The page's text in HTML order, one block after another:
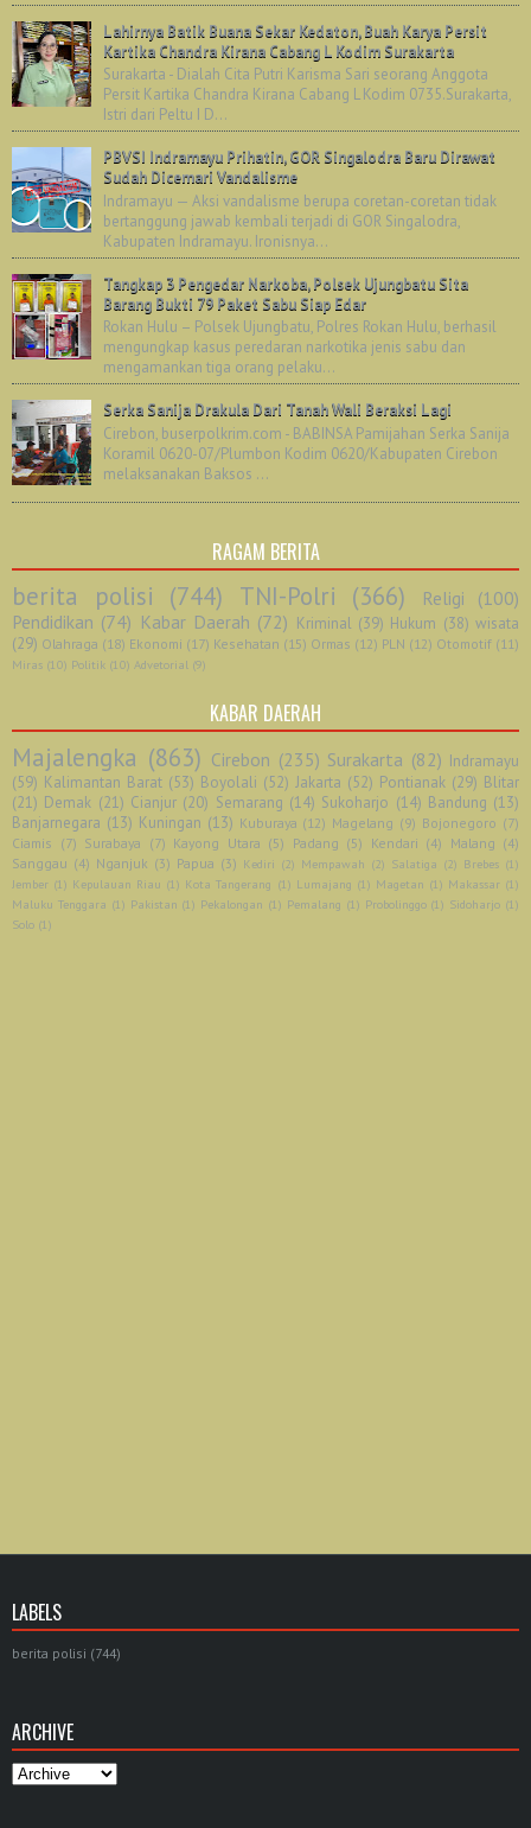
Lahirnya Batik Buana Sekar Kedaton, Buah Karya Persit
Kartika Chandra Kirana Cabang L Kodim Surakarta
Surakarta - Dialah Cita Putri Karisma Sari seorang Anggota
Persit Kartika Chandra Kirana Cabang L Kodim 0735.Surakarta,
Istri dari Peltu I D...
PBVSI Indramayu Prihatin, GOR Singalodra Baru Dirawat
Sudah Dicemari Vandalisme
Indramayu — Aksi vandalisme berupa coretan-coretan tidak
bertanggung jawab kembali terjadi di GOR Singalodra,
Kabupaten Indramayu. Ironisnya...
Tangkap 3 Pengedar Narkoba, Polsek Ujungbatu Sita
Barang Bukti 79 Paket Sabu Siap Edar
Rokan Hulu – Polsek Ujungbatu, Polres Rokan Hulu, berhasil
mengungkap kasus peredaran narkotika jenis sabu dan
mengamankan tiga orang pelaku...
Serka Sanija Drakula Dari Tanah Wali Beraksi Lagi
Cirebon, buserpolkrim.com - BABINSA Pamijahan Serka Sanija
Koramil 0620-07/Plumbon Kodim 0620/Kabupaten Cirebon
melaksanakan Baksos ...
RAGAM BERITA
berita polisi (744) TNI-Polri (366) Religi
(100)
Pendidikan (74) Kabar Daerah (72) Kriminal (39) Hukum (38) wisata
(29) Olahraga (18) Ekonomi (17) Kesehatan (15) Ormas (12) PLN (12) Otomotif (11)
Miras (10) Politik (10) Advetorial (9)
KABAR DAERAH
Majalengka (863) Cirebon (235) Surakarta (82) Indramayu
(59) Kalimantan Barat (53) Boyolali (52) Jakarta (52) Pontianak (29) Blitar
(21) Demak (21) Cianjur (20) Semarang (14) Sukoharjo (14) Bandung (13)
Banjarnegara (13) Kuningan (13) Kuburaya (12) Magelang (9) Bojonegoro (7)
Ciamis (7) Surabaya (7) Kayong Utara (5) Padang (5) Kendari (4) Malang (4)
Sanggau (4) Nganjuk (3) Papua (3) Kediri (2) Mempawah (2) Salatiga (2) Brebes (1)
Jember (1) Kepulauan Riau (1) Kota Tangerang (1) Lumajang (1) Magetan (1) Makassar (1)
Maluku Tenggara (1) Pakistan (1) Pekalongan (1) Pemalang (1) Probolinggo (1) Sidoharjo (1)
Solo (1)
LABELS
berita polisi (744)
ARCHIVE